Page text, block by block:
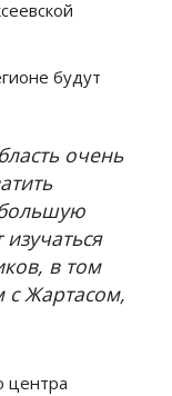
будут
очень
в том
с Жартасом,
центра